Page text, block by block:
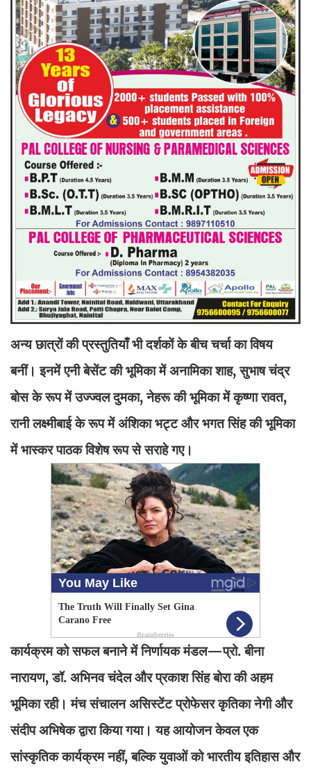
अन्य छात्रों की प्रस्तुतियाँ भी दर्शकों के बीच चर्चा का विषय
बनीं। इनमें एनी बेसेंट की भूमिका में अनामिका शाह, सुभाष चंद्र
बोस के रूप में उज्ज्वल दुमका, नेहरू की भूमिका में कृष्णा रावत,
रानी लक्ष्मीबाई के रूप में अंशिका भट्ट और भगत सिंह की भूमिका
में भास्कर पाठक विशेष रूप से सराहे गए।
कार्यक्रम को सफल बनाने में निर्णायक मंडल—प्रो. बीना
नारायण, डॉ. अभिनव चंदेल और प्रकाश सिंह बोरा की अहम
भूमिका रही। मंच संचालन असिस्टेंट प्रोफेसर कृतिका नेगी और
संदीप अभिषेक द्वारा किया गया। यह आयोजन केवल एक
सांस्कृतिक कार्यक्रम नहीं, बल्कि युवाओं को भारतीय इतिहास और